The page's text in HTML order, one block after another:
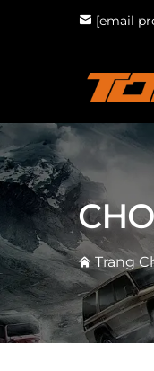
[email
Trang